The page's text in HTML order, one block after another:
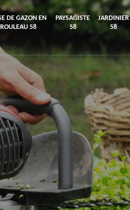
DE GAZON EN
ROULEAU 58
PAYSAGISTE
58
JARDINIER
58